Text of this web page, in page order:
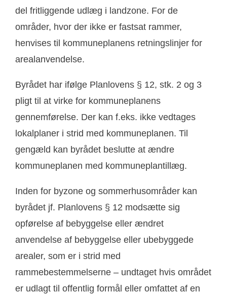
del fritliggende udlæg i landzone. For de
områder, hvor der ikke er fastsat rammer,
henvises til kommuneplanens retningslinjer for
arealanvendelse.
Byrådet har ifølge Planlovens § 12, stk. 2 og 3
pligt til at virke for kommuneplanens
gennemførelse. Der kan f.eks. ikke vedtages
lokalplaner i strid med kommuneplanen. Til
gengæld kan byrådet beslutte at ændre
kommuneplanen med kommuneplantillæg.
Inden for byzone og sommerhusområder kan
byrådet jf. Planlovens § 12 modsætte sig
opførelse af bebyggelse eller ændret
anvendelse af bebyggelse eller ubebyggede
arealer, som er i strid med
rammebestemmelserne – undtaget hvis området
er udlagt til offentlig formål eller omfattet af en